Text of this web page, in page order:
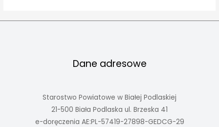
Dane adresowe
Starostwo Powiatowe w Białej Podlaskiej
21-500 Biała Podlaska ul. Brzeska 41
e-doręczenia AE:PL-57419-27898-GEDCG-29